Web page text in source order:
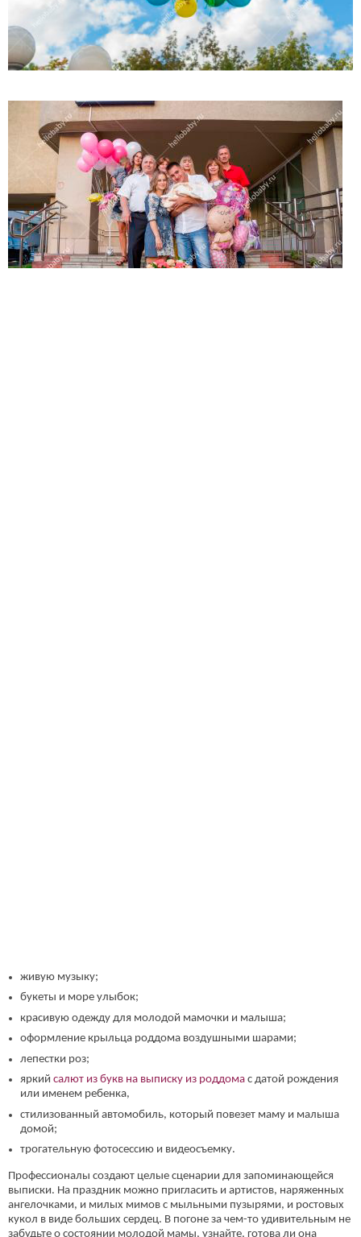
(работает только если на устройстве установлен указанный
мессенджер)
Ваше имя:*
Имя мужа:*
Его телефон:*
Подтверждаю свое согласие на обработку персональных
данных в соответствииПолитикой конфиденциальности
живую музыку;
букеты и море улыбок;
красивую одежду для молодой мамочки и малыша;
оформление крыльца роддома воздушными шарами;
лепестки роз;
яркий салют из букв на выписку из роддома с датой рождения
или именем ребенка,
стилизованный автомобиль, который повезет маму и малыша
домой;
трогательную фотосессию и видеосъемку.
Профессионалы создают целые сценарии для запоминающейся
выписки. На праздник можно пригласить и артистов, наряженных
ангелочками, и милых мимов с мыльными пузырями, и ростовых
кукол в виде больших сердец. В погоне за чем-то удивительным не
забудьте о состоянии молодой мамы, узнайте, готова ли она